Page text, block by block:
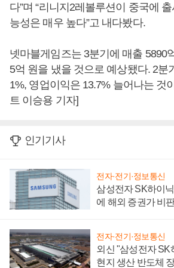
다”며 “리니지2레볼루션이 중국에
능성은 매우 높다”고 내다봤다.
넷마블게임즈는 3분기에 매출 5890
5억 원을 냈을 것으로 예상됐다. 2분
1%, 영업이익은 13.7% 늘어나는 것
트 이승용 기자]
인기기사
전자·전기·정보통신
삼성전자 SK하이
에 해외 증권가 비
전자·전기·정보통신
외신 "삼성전자 SK
현지 생산 반도체